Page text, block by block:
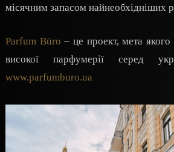
місячним запасом найнеобхідніших
Parfum Büro – це проект, мета якого
високої парфумерії серед
www.parfumburo.ua